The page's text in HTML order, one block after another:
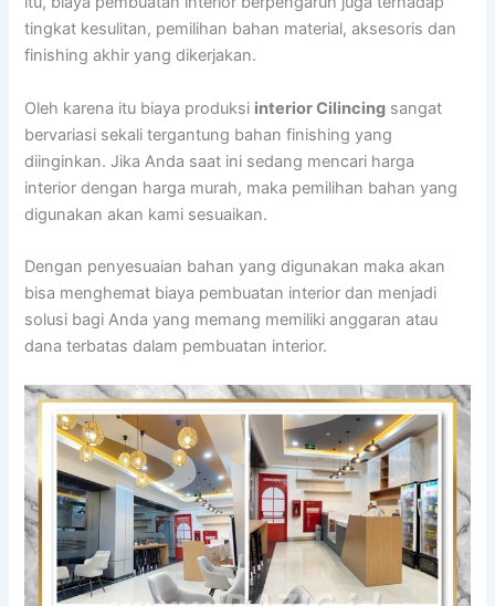
tingkat kesulitan, pemilihan bahan material, aksesoris dan
finishing akhir yang dikerjakan.
Oleh karena itu biaya produksi interior Cilincing sangat
bervariasi sekali tergantung bahan finishing yang
diinginkan. Jika Anda saat ini sedang mencari harga
interior dengan harga murah, maka pemilihan bahan yang
digunakan akan kami sesuaikan.
Dengan penyesuaian bahan yang digunakan maka akan
bisa menghemat biaya pembuatan interior dan menjadi
solusi bagi Anda yang memang memiliki anggaran atau
dana terbatas dalam pembuatan interior.